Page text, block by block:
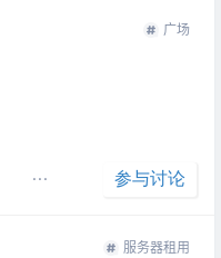
广场
参与讨论
服务器租用